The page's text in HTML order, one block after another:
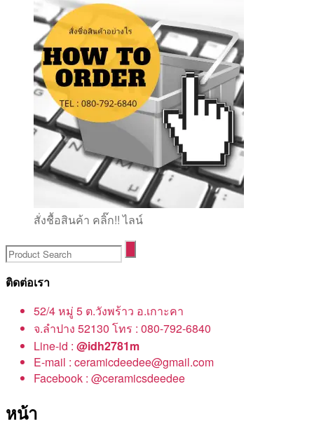
สั่งชื้อสินค้า คลิ๊ก!! ไลน์
ติดต่อเรา
52/4 หมู่ 5 ต.วังพร้าว อ.เกาะคา
จ.ลำปาง 52130 โทร : 080-792-6840
Line-id : @idh2781m
E-mail : ceramicdeedee@gmail.com
Facebook : @ceramicsdeedee
หน้า